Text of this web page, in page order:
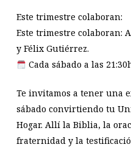
Este trimestre colaboran:
Este trimestre colaboran:
y Félix Gutiérrez.
Cada sábado a las
Te invitamos a tener una
sábado convirtiendo tu
Hogar. Allí la Biblia, la
fraternidad y la